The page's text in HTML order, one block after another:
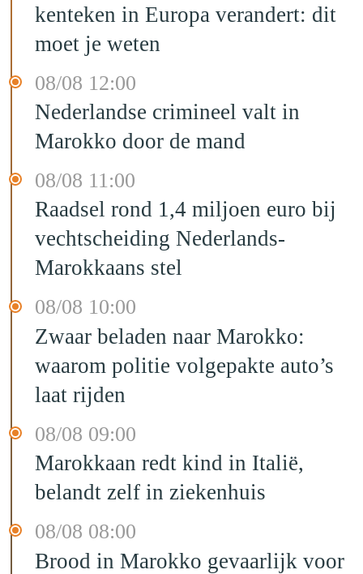
kenteken in Europa verandert: dit
moet je weten
08/08 12:00
Nederlandse crimineel valt in
Marokko door de mand
08/08 11:00
Raadsel rond 1,4 miljoen euro bij
vechtscheiding Nederlands-
Marokkaans stel
08/08 10:00
Zwaar beladen naar Marokko:
waarom politie volgepakte auto’s
laat rijden
08/08 09:00
Marokkaan redt kind in Italië,
belandt zelf in ziekenhuis
08/08 08:00
Brood in Marokko gevaarlijk voor